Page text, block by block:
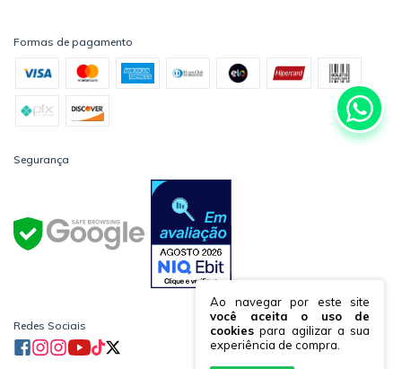
Ao navegar por este site
você aceita o uso de
cookies para agilizar a sua
experiência de compra.
Formas de pagamento
Segurança
Redes Sociais